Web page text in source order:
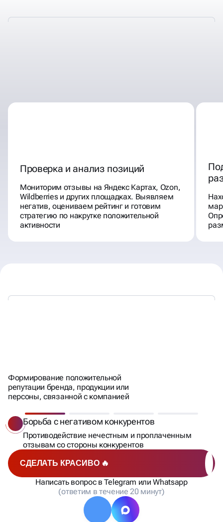
Проверка и анализ позиций
Мониторим отзывы на Яндекс Картах, Ozon,
Wildberries и других площадках. Выявляем
негатив, оцениваем рейтинг и готовим
стратегию по накрутке положительной
активности
ИМИДЖ
Формирование положительной
репутации бренда, продукции или
персоны, связанной с компанией
СДЕЛАТЬ КРАСИВО 🔥
Написать вопрос в Telegram или Whatsapp
(ответим в течение 20 минут)
Борьба с негативом конкурентов
Противодействие нечестным и проплаченным
отзывам со стороны конкурентов